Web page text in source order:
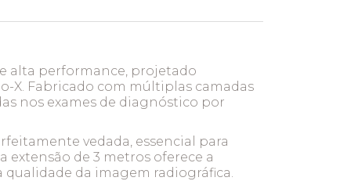
alta performance, projetado
X. Fabricado com múltiplas camadas
nos exames de diagnóstico por
vedada, essencial para
de 3 metros oferece a
da imagem radiográfica.